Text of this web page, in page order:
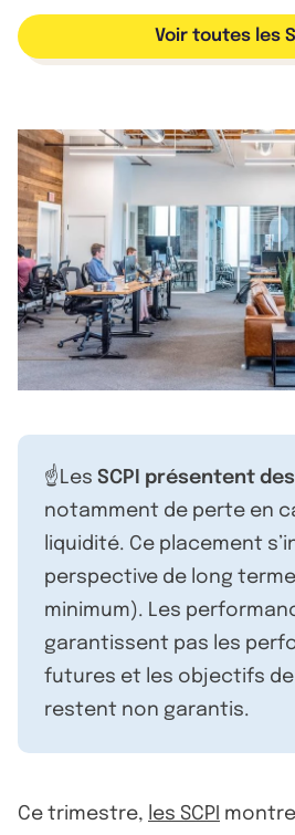
Voir toutes les
☝️Les SCPI présentent
notamment de perte en
liquidité. Ce placement
perspective de long terme
minimum). Les
garantissent pas les
futures et les objectifs
restent non garantis.
Ce trimestre, les SCPI